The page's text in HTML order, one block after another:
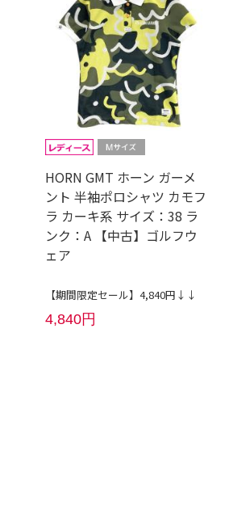
HORN GMT ホーン ガーメ
ント 半袖ポロシャツ カモフ
ラ カーキ系 サイズ：38 ラ
ンク：A 【中古】ゴルフウ
ェア
【期間限定セール】4,840円↓↓
4,840円